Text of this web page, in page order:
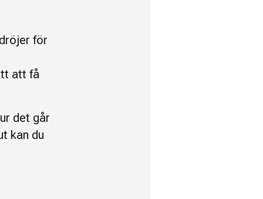
för
att få
det går
kan du